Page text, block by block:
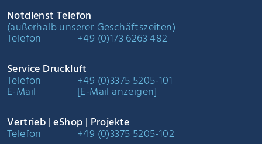
Notdienst Telefon
(außerhalb unserer Geschäftszeiten)
Telefon
+49 (0)173 6263 482
Service Druckluft
Telefon +49 (0)3375 5205-101
E-Mail
[E-Mail anzeigen]
Vertrieb | eShop | Projekte
Telefon
+49 (0)3375 5205-102